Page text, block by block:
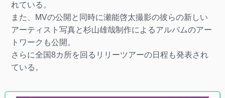
れている。
また、MVの公開と同時に瀬能啓太撮影の彼らの新しい
アーティスト写真と杉山雄哉制作によるアルバムのアー
トワークも公開。
さらに全国8カ所を回るリリーツアーの日程も発表され
ている。